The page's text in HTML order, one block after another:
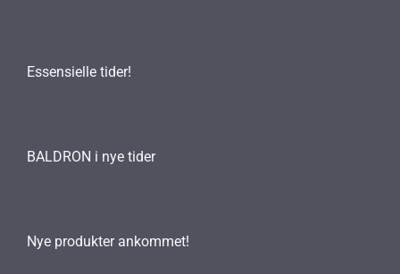
Essensielle tider!
BALDRON i nye tider
Nye produkter ankommet!